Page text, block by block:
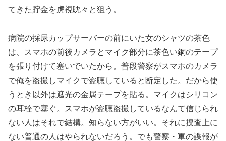
てきた貯金を虎視眈々と狙う。
病院の採尿カップサーバーの前にいた女のシャツの茶色
は、スマホの前後カメラとマイク部分に茶色い銅のテープ
を張り付けて塞いでいたから。普段警察がスマホのカメラ
で俺を盗撮しマイクで盗聴していると断定した。だから使
うとき以外は遮光の金属テープを貼る。マイクはシリコン
の耳栓で塞ぐ。スマホが盗聴盗撮しているなんて信じられ
ない人はそれで結構。知らない方がいい。それに捜査上に
ない普通の人はやられないだろう。でも警察・軍の諜報が